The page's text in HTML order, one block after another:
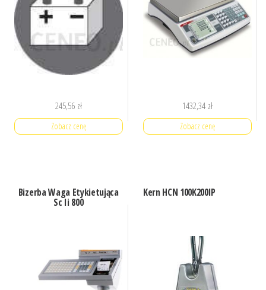
245,56 zł
Zobacz cenę
1432,34 zł
Zobacz cenę
Bizerba Waga Etykietująca
Sc Ii 800
Kern HCN 100K200IP